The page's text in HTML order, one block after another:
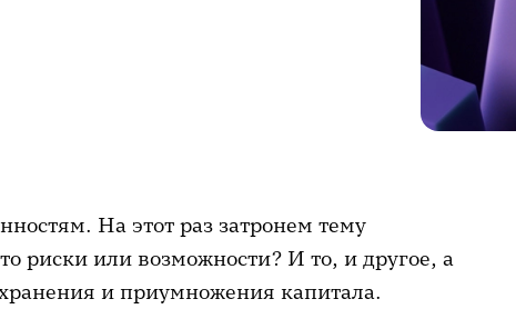
На этот раз затронем тему
риски или возможности? И то, и другое, а
и приумножения капитала.